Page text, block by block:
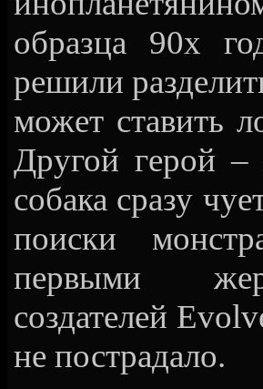
образца 90х
решили
может ставить
Другой герой –
собака сразу
поиски
первыми
создателей
не пострадало.